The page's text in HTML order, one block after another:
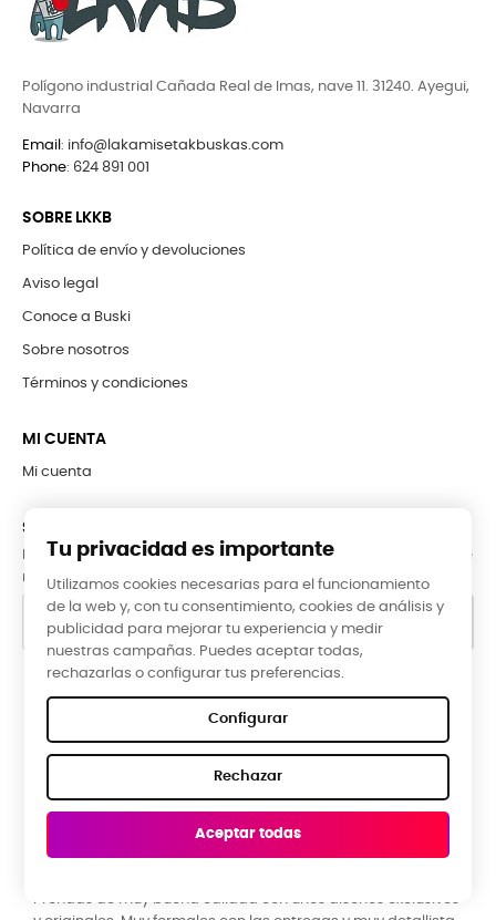
Polígono industrial Cañada Real de Imas, nave 11. 31240. Ayegui,
Navarra
Email : info@lakamisetakbuskas.com
Phone: 624 891 001
SOBRE LKKB
Política de envío y devoluciones
Aviso legal
Conoce a Buski
Sobre nosotros
Términos y condiciones
MI CUENTA
Mi cuenta
SUBCRÍBETE A LA NEWSLETTER
Puede darse de baja en cualquier momento. Para ello, consulte
nuestra información de contacto en el aviso legal.
Google Reviews
★★★★★
ROBERTO EG, hace 3 meses
Prendas de muy buena calidad con unos diseños exclusivos
Tu privacidad es importante
Utilizamos cookies necesarias para el funcionamiento
de la web y, con tu consentimiento, cookies de análisis y
publicidad para mejorar tu experiencia y medir
nuestras campañas. Puedes aceptar todas,
rechazarlas o configurar tus preferencias.
Configurar
Rechazar
Aceptar todas